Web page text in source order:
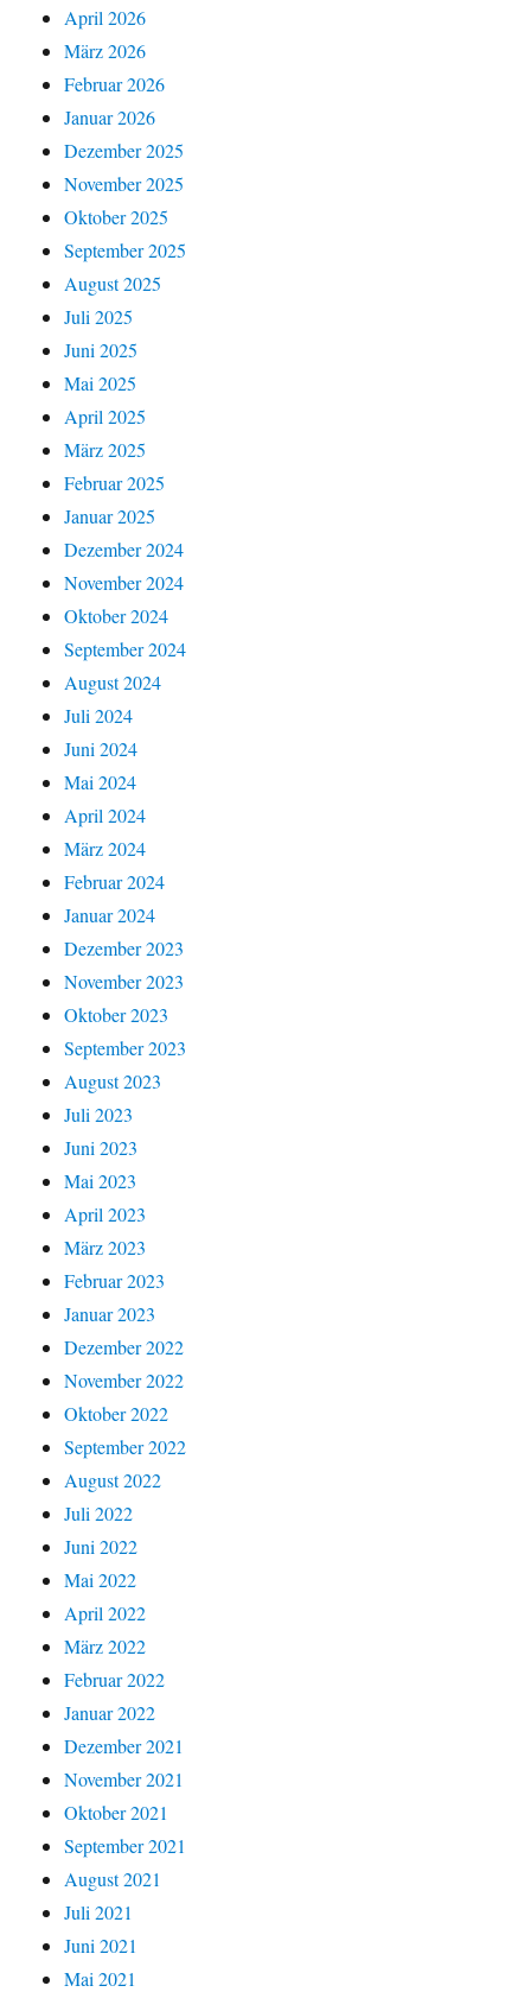
April 2026
März 2026
Februar 2026
Januar 2026
Dezember 2025
November 2025
Oktober 2025
September 2025
August 2025
Juli 2025
Juni 2025
Mai 2025
April 2025
März 2025
Februar 2025
Januar 2025
Dezember 2024
November 2024
Oktober 2024
September 2024
August 2024
Juli 2024
Juni 2024
Mai 2024
April 2024
März 2024
Februar 2024
Januar 2024
Dezember 2023
November 2023
Oktober 2023
September 2023
August 2023
Juli 2023
Juni 2023
Mai 2023
April 2023
März 2023
Februar 2023
Januar 2023
Dezember 2022
November 2022
Oktober 2022
September 2022
August 2022
Juli 2022
Juni 2022
Mai 2022
April 2022
März 2022
Februar 2022
Januar 2022
Dezember 2021
November 2021
Oktober 2021
September 2021
August 2021
Juli 2021
Juni 2021
Mai 2021